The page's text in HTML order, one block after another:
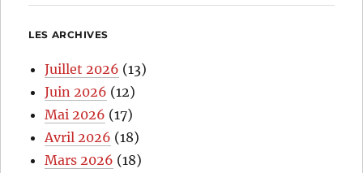
LES ARCHIVES
Juillet 2026 (13)
Juin 2026 (12)
Mai 2026 (17)
Avril 2026 (18)
Mars 2026 (18)